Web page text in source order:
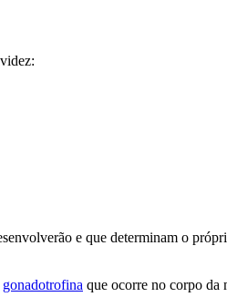
e que determinam o
gonadotrofina que ocorre no corpo da